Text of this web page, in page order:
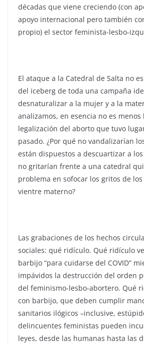
décadas que viene creciendo (con
apoyo internacional pero también
propio) el sector feminista-lesbo-
El ataque a la Catedral de Salta no
del iceberg de toda una campaña
desnaturalizar a la mujer y a la
analizamos, en esencia no es
legalización del aborto que tuvo
pasado. ¿Por qué no vandalizarían
están dispuestos a descuartizar a los
no gritarían frente a una catedral
problema en sofocar los gritos de
vientre materno?
Las grabaciones de los hechos
sociales: qué ridículo. Qué ridículo
barbijo “para cuidarse del COVID”
impávidos la destrucción del orden
del feminismo-lesbo-abortero. Qué
con barbijo, que deben cumplir
sanitarios ilógicos –inclusive,
delincuentes feministas pueden
leyes, desde las humanas hasta las